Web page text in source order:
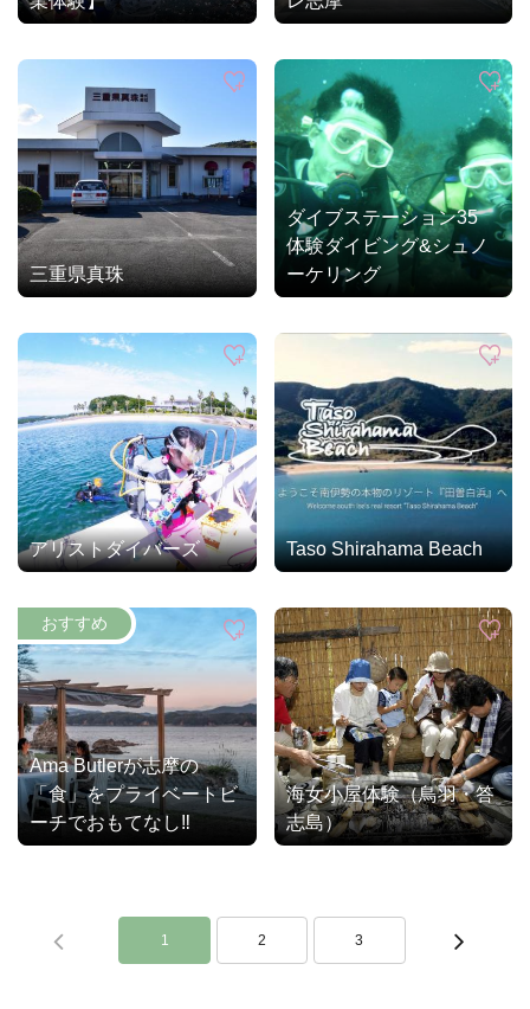
三重県真珠
ダイブステーション35
体験ダイビング&シュノ
ーケリング
アリストダイバーズ Taso Shirahama Beach
Ama Butlerが志摩の
「食」をプライベートビ
ーチでおもてなし‼
海女小屋体験（鳥羽・答
志島）
1 2 3